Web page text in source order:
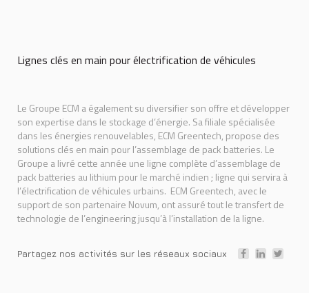
Lignes clés en main pour électrification de véhicules
Le Groupe ECM a également su diversifier son offre et développer
son expertise dans le stockage d’énergie. Sa filiale spécialisée
dans les énergies renouvelables, ECM Greentech, propose des
solutions clés en main pour l’assemblage de pack batteries. Le
Groupe a livré cette année une ligne complète d’assemblage de
pack batteries au lithium pour le marché indien ; ligne qui servira à
l’électrification de véhicules urbains. ECM Greentech, avec le
support de son partenaire Novum, ont assuré tout le transfert de
technologie de l’engineering jusqu’à l’installation de la ligne.
Partagez nos activités sur les réseaux sociaux